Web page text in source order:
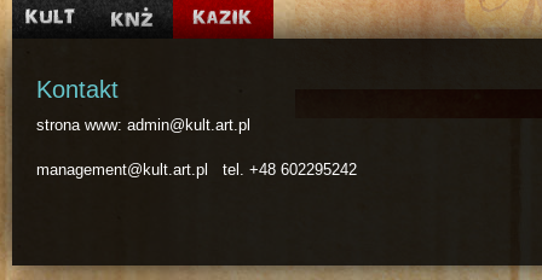
Kontakt
strona www: admin@kult.art.pl
management@kult.art.pl tel. +48 602295242